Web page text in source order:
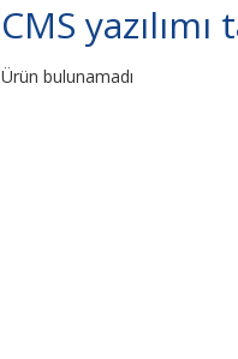
CMS yazılımı
Ürün bulunamadı